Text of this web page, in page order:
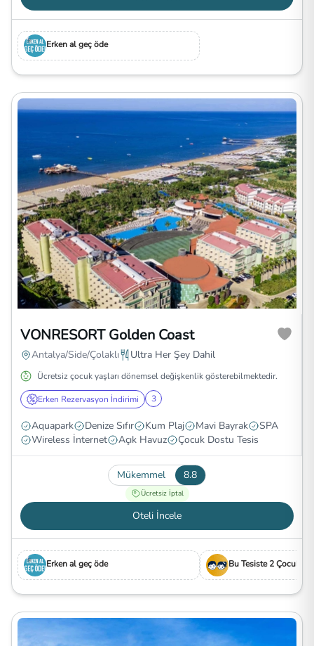
Erken al geç öde
VONRESORT Golden Coast
Antalya/Side/Çolaklı Ultra Her Şey Dahil
Ücretsiz çocuk yaşları dönemsel değişkenlik gösterebilmektedir.
Erken Rezervasyon İndirimi 3
Aquapark Denize Sıfır Kum Plaj Mavi Bayrak
SPA
Wireless İnternet
Açık Havuz Çocuk Dostu Tesis
Mükemmel 8.8
Ücretsiz İptal
Oteli İncele
Erken al geç öde Bu Tesiste 2 Çocuk